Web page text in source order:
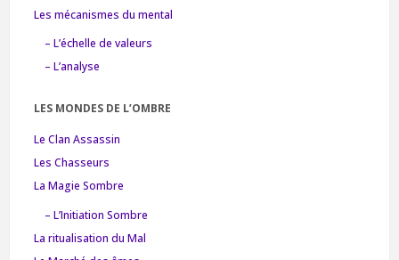
Les mécanismes du mental
– L’échelle de valeurs
– L’analyse
LES MONDES DE L’OMBRE
Le Clan Assassin
Les Chasseurs
La Magie Sombre
– L’Initiation Sombre
La ritualisation du Mal